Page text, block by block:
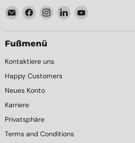
Email
Element
Packaging
Finden
Sie
uns
auf
Finden
Sie
uns
Finden
Sie
uns
Finden
uns
Fußmenü
Kontaktiere uns
Happy Customers
Neues Konto
Karriere
Privatsphäre
Terms and Conditions